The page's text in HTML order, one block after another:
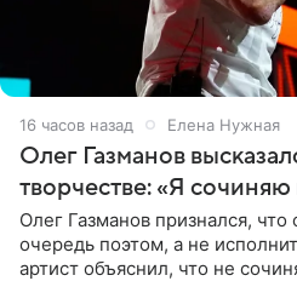
16 часов назад Елена Нужная
Олег Газманов
творчестве: «Я
Олег Газманов признался,
очередь поэтом, а не
артист объяснил, что не